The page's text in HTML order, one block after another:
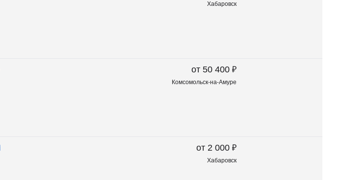
Хабаровск
от 50 400 ₽
Комсомольск-на-Амуре
от 2 000 ₽
Хабаровск